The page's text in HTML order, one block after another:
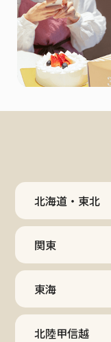
北海道・東北
関東
東海
北陸甲信越